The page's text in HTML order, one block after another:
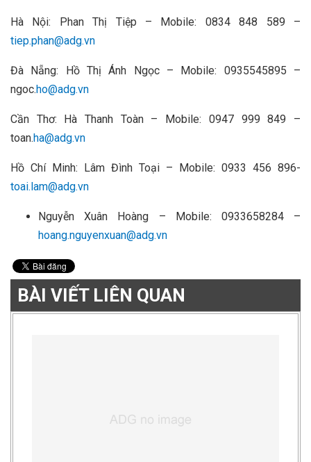
Hà Nội: Phan Thị Tiệp – Mobile: 0834 848 589 –
tiep.phan@adg.vn
Đà Nẵng: Hồ Thị Ánh Ngọc – Mobile: 0935545895 –
ngoc.ho@adg.vn
Cần Thơ: Hà Thanh Toàn – Mobile: 0947 999 849 –
toan.ha@adg.vn
Hồ Chí Minh: Lâm Đình Toại – Mobile: 0933 456 896-
toai.lam@adg.vn
Nguyễn Xuân Hoàng – Mobile: 0933658284 –
hoang.nguyenxuan@adg.vn
BÀI VIẾT LIÊN QUAN